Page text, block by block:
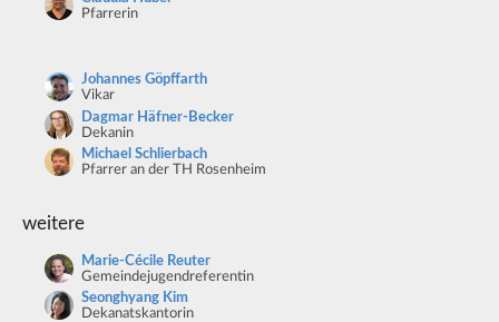
Pfarrerin
Johannes Göpffarth
Vikar
Dagmar Häfner-Becker
Dekanin
Michael Schlierbach
Pfarrer an der TH Rosenheim
weitere
Marie-Cécile Reuter
Gemeindejugendreferentin
Seonghyang Kim
Dekanatskantorin